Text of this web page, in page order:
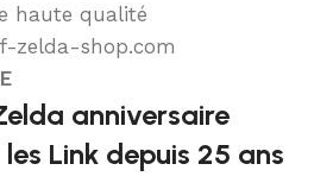
haute qualité
zelda-shop.com
anniversaire
Link depuis 25 ans